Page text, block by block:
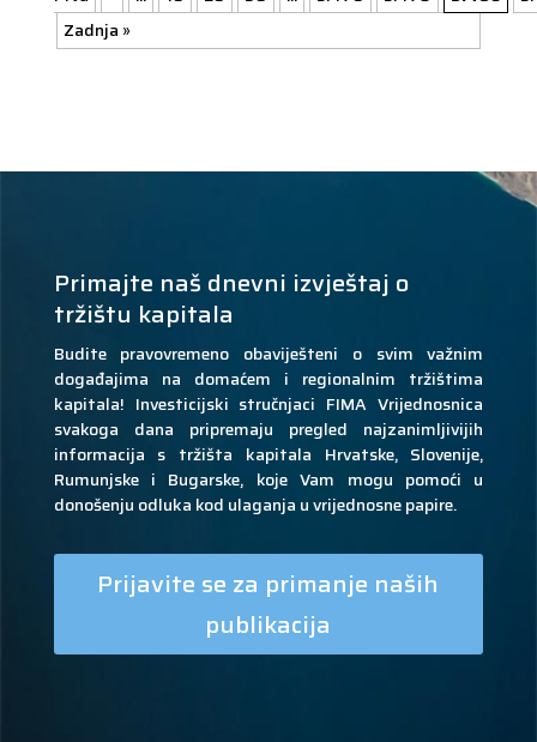
Zadnja »
Primajte naš dnevni izvještaj o
tržištu kapitala
Budite pravovremeno obaviješteni o svim važnim
događajima na domaćem i regionalnim tržištima
kapitala! Investicijski stručnjaci FIMA Vrijednosnica
svakoga dana pripremaju pregled najzanimljivijih
informacija s tržišta kapitala Hrvatske, Slovenije,
Rumunjske i Bugarske, koje Vam mogu pomoći u
donošenju odluka kod ulaganja u vrijednosne papire.
Prijavite se za primanje naših
publikacija